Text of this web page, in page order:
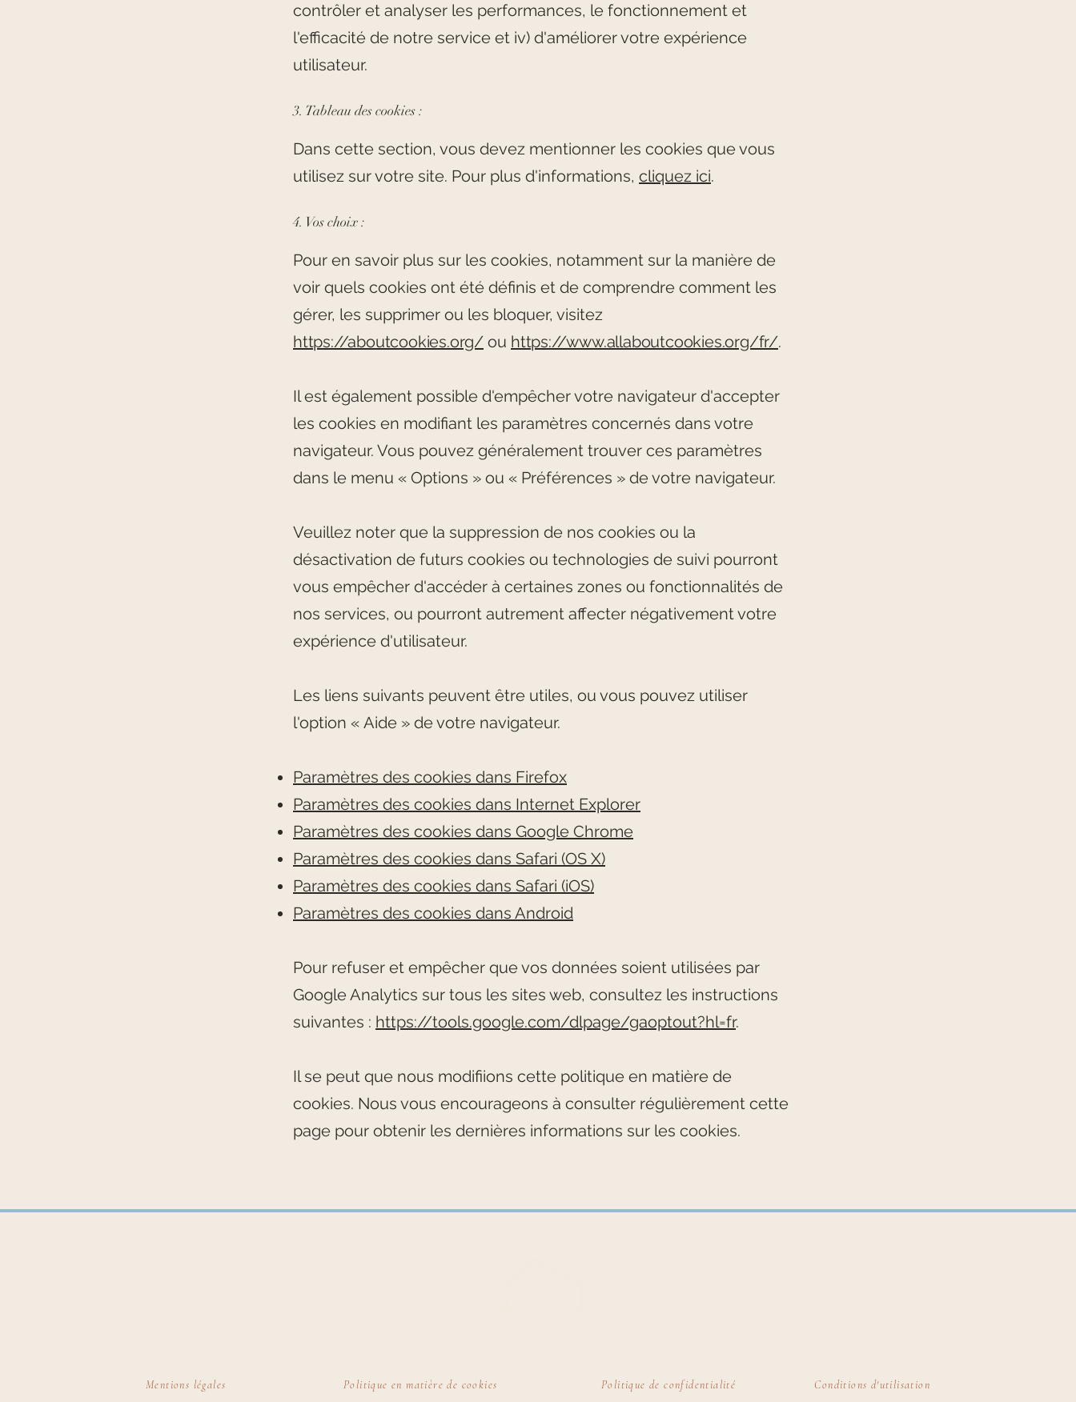
contrôler et analyser les performances, le fonctionnement et
l'efficacité de notre service et iv) d'améliorer votre expérience
utilisateur.
3. Tableau des cookies :
Dans cette section, vous devez mentionner les cookies que vous
utilisez sur votre site. Pour plus d'informations, cliquez ici.
4. Vos choix :
Pour en savoir plus sur les cookies, notamment sur la manière de
voir quels cookies ont été définis et de comprendre comment les
gérer, les supprimer ou les bloquer, visitez
https://aboutcookies.org/ ou https://www.allaboutcookies.org/fr/.
Il est également possible d'empêcher votre navigateur d'accepter
les cookies en modifiant les paramètres concernés dans votre
navigateur. Vous pouvez généralement trouver ces paramètres
dans le menu « Options » ou « Préférences » de votre navigateur.
Veuillez noter que la suppression de nos cookies ou la
désactivation de futurs cookies ou technologies de suivi pourront
vous empêcher d'accéder à certaines zones ou fonctionnalités de
nos services, ou pourront autrement affecter négativement votre
expérience d'utilisateur.
Les liens suivants peuvent être utiles, ou vous pouvez utiliser
l'option « Aide » de votre navigateur.
Paramètres des cookies dans Firefox
Paramètres des cookies dans Internet Explorer
Paramètres des cookies dans Google Chrome
Paramètres des cookies dans Safari (OS X)
Paramètres des cookies dans Safari (iOS)
Paramètres des cookies dans Android
Pour refuser et empêcher que vos données soient utilisées par
Google Analytics sur tous les sites web, consultez les instructions
suivantes : https://tools.google.com/dlpage/gaoptout?hl=fr.
Il se peut que nous modifiions cette politique en matière de
cookies. Nous vous encourageons à consulter régulièrement cette
page pour obtenir les dernières informations sur les cookies.
Mentions légales Politique en matière de cookies Politique de confidentialité Conditions d'utilisation